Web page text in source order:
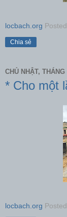
locbach.org Posted
Chia sẻ
CHỦ NHẬT,
* Cho một
locbach.org Posted